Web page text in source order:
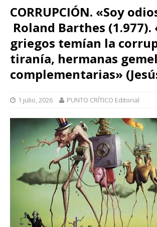
CORRUPCIÓN. «Soy
Roland Barthes (1.977).
griegos temían la
tiranía, hermanas
complementarias»
1 julio, 2026 PUNTO CRÍTICO Editorial